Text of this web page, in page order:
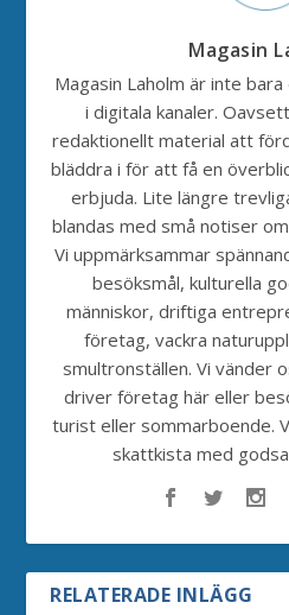
Magasin
Magasin Laholm är inte
i digitala kanaler.
redaktionellt material att
bläddra i för att få en
erbjuda. Lite längre
blandas med små notiser
Vi uppmärksammar
besöksmål, kulturella
människor, driftiga
företag, vackra
smultronställen. Vi vänder
driver företag här eller
turist eller sommarboende.
skattkista med
RELATERADE INLÄGG